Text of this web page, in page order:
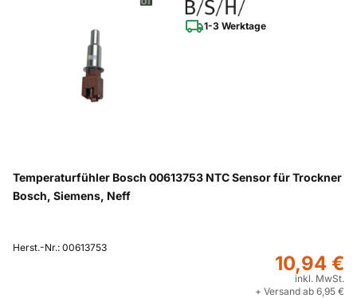
1-3 Werktage
Temperaturfühler Bosch 00613753 NTC Sensor für Trockner
Bosch, Siemens, Neff
Herst.-Nr.: 00613753
10,94 €
inkl. MwSt.
+ Versand ab 6,95 €